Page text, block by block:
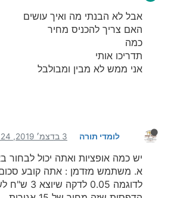
אבל לא הבנתי מה ואיך עושים
האם צריך להכניס מחיר
כמה
תדריכו אותי
אני ממש לא מבין ומבולבל
לומדי תורה 3 בדצמ׳ 2019, 8:24
יש כמה אופציות ואתה יכול לבחור
א. משתמש מזדמן : אתה קובע
לדוגמה